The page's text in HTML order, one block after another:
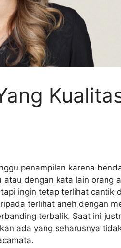
penampilan karena
dengan kata lain orang
ingin tetap terlihat cantik
terlihat aneh dengan
terbalik. Saat ini
ada yang seharusnya